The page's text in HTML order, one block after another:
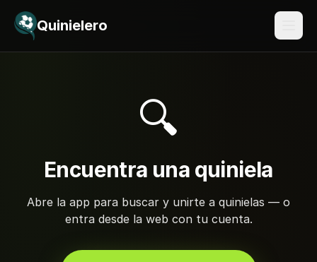
Saltar al contenido
Quinielero
🔍
Encuentra una quiniela
Abre la app para buscar y unirte a quinielas — o
entra desde la web con tu cuenta.